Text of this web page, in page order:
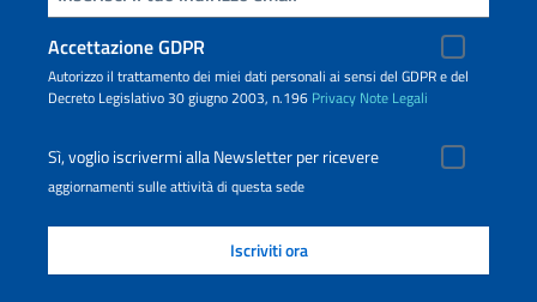
Accettazione GDPR
Autorizzo il trattamento dei miei dati personali ai sensi del GDPR e del
Decreto Legislativo 30 giugno 2003, n.196 Privacy Note Legali
Sì, voglio iscrivermi alla Newsletter per ricevere
aggiornamenti sulle attività di questa sede